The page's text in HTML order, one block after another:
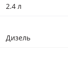
2.4 л
Дизель